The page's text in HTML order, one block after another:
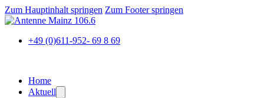
Zum Hauptinhalt springen Zum Footer springen
+49 (0)611-952- 69 8 69
Home
Aktuell